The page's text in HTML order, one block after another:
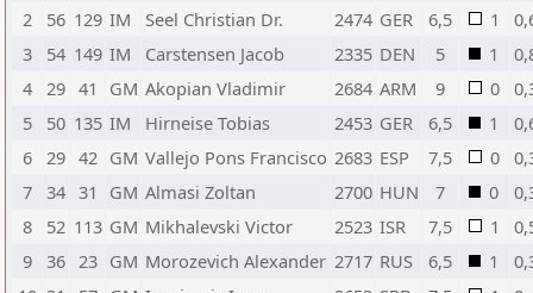
2
56 129 IM Seel Christian Dr. 2474 GER 6,5 1
3
54 149 IM Carstensen Jacob 2335 DEN 5 1
4
29 41 GM Akopian Vladimir 2684 ARM 9 0
5
50 135 IM Hirneise Tobias 2453 GER 6,5 1
6
29 42 GM Vallejo Pons Francisco 2683 ESP 7,5 0
7
34 31 GM Almasi Zoltan 2700 HUN 7 0
8
52 113 GM Mikhalevski Victor 2523 ISR 7,5 1
9
36 23 GM Morozevich Alexander 2717 RUS 6,5 1